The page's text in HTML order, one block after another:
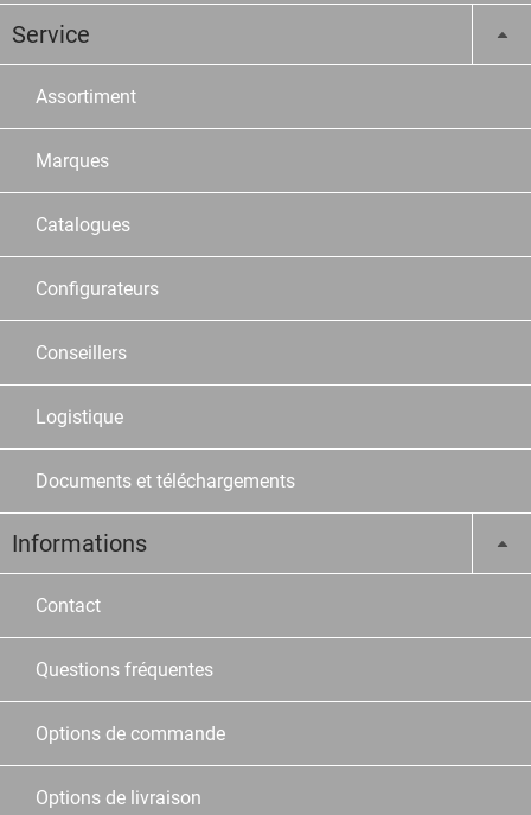
Service
Assortiment
Marques
Catalogues
Configurateurs
Conseillers
Logistique
Documents et téléchargements
Informations
Contact
Questions fréquentes
Options de commande
Options de livraison